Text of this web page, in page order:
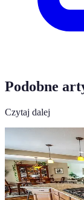
Podobne
Czytaj dalej